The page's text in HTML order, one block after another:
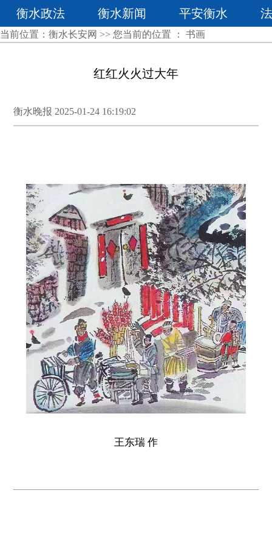
衡水政法 衡水新闻 平安衡水
当前位置： 衡水长安网 >> 您当前的位置 ： 书画
红红火火过大年
衡水晚报 2025-01-24 16:19:02
王东瑞 作